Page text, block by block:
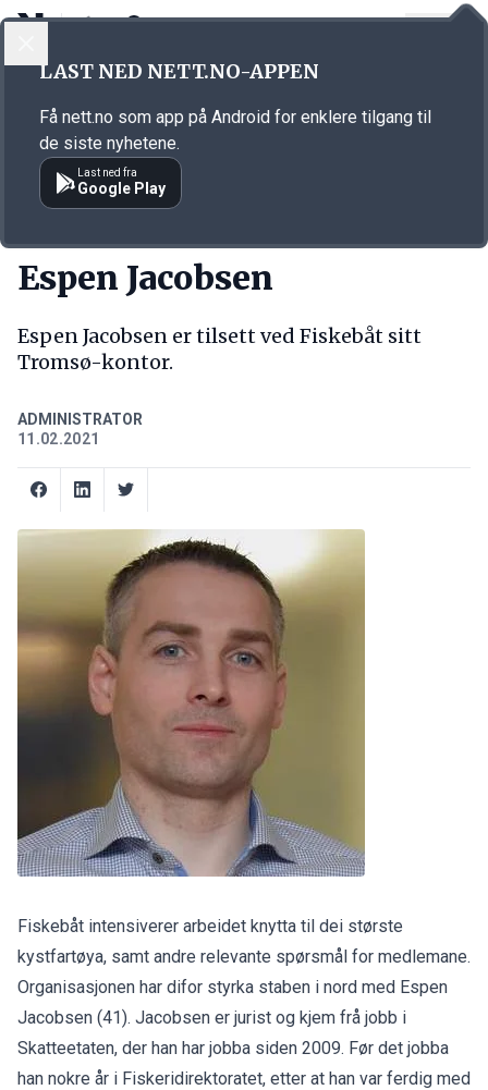
Annonsørinnhold
Espen Jacobsen
Espen Jacobsen er tilsett ved Fiskebåt sitt
Tromsø-kontor.
ADMINISTRATOR
11.02.2021
Fiskebåt intensiverer arbeidet knytta til dei største
kystfartøya, samt andre relevante spørsmål for medlemane.
Organisasjonen har difor styrka staben i nord med Espen
Jacobsen (41). Jacobsen er jurist og kjem frå jobb i
Skatteetaten, der han har jobba siden 2009. Før det jobba
han nokre år i Fiskeridirektoratet, etter at han var ferdig med
LAST NED NETT.NO-APPEN
Få nett.no som app på Android for enklere tilgang til
de siste nyhetene.
Last ned fra
Google Play